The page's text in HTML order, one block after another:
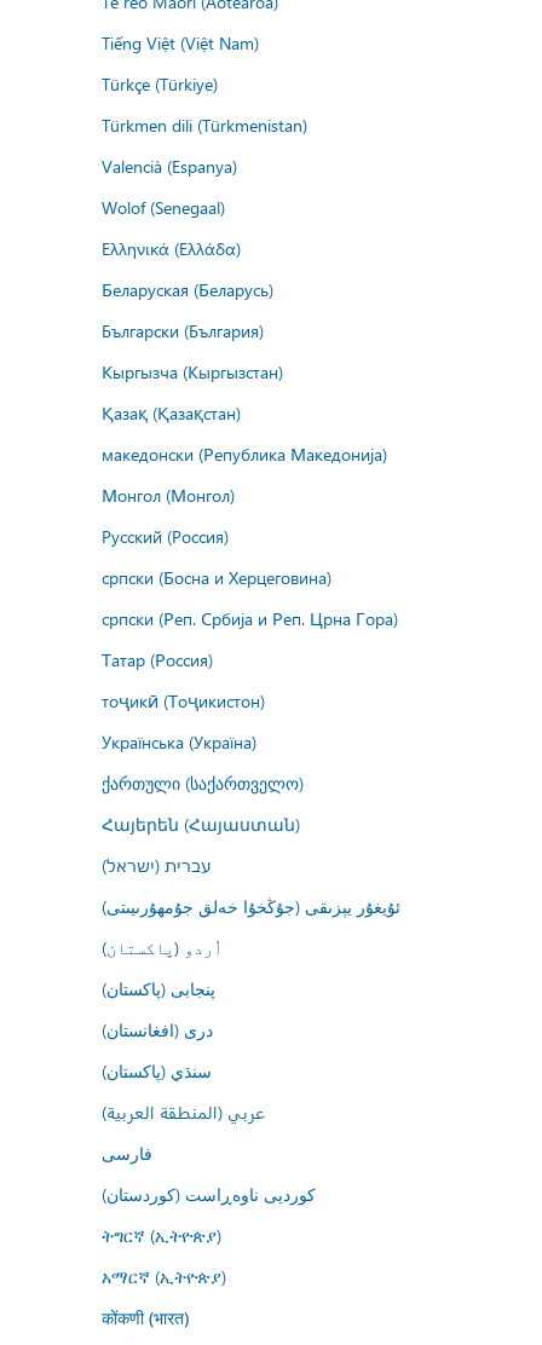
Tiếng Việt (Việt Nam)
Türkçe (Türkiye)
Türkmen dili (Türkmenistan)
Valencià (Espanya)
Wolof (Senegaal)
Ελληνικά (Ελλάδα)
Беларуская (Беларусь)
Български (България)
Кыргызча (Кыргызстан)
Қазақ (Қазақстан)
македонски (Република Македонија)
Монгол (Монгол)
Русский (Россия)
српски (Босна и Херцеговина)
српски (Реп. Србија и Реп. Црна Гора)
Татар (Россия)
тоҷикӣ (Тоҷикистон)
Українська (Україна)
ქართული (საქართველო)
Հայերեն (Հայաստան)
עברית (ישראל)
ئۇيغۇر يېزىقى (جۇڭخۇا خەلق جۇمھۇرىيىتى)
اُردو (پاکستان)
پنجابی (پاکستان)
درى (افغانستان)
سنڌي (پاکستان)
عربي (المنطقة العربية)
فارسى
کوردیی ناوەڕاست (کوردستان)
ትግርኛ (ኢትዮጵያ)
አማርኛ (ኢትዮጵያ)
कोंकणी (भारत)